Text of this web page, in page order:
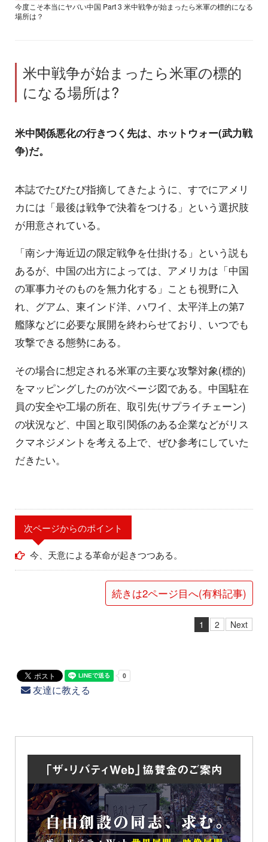
今度こそ本当にヤバい中国 Part 3 米中戦争が始まったら米軍の標的になる
場所は？
米中戦争が始まったら米軍の標的
になる場所は?
米中関係悪化の行きつく先は、ホットウォー(武力戦
争)だ。
本誌でたびたび指摘してきたように、すでにアメリ
カには「最後は戦争で決着をつける」という選択肢
が用意されている。
「南シナ海近辺の限定戦争を仕掛ける」という説も
あるが、中国の出方によっては、アメリカは「中国
の軍事力そのものを無力化する」ことも視野に入
れ、グアム、東インド洋、ハワイ、太平洋上の第7
艦隊などに必要な展開を終わらせており、いつでも
攻撃できる態勢にある。
その場合に想定される米軍の主要な攻撃対象(標的)
をマッピングしたのが次ページ図である。中国駐在
員の安全や工場の所在、取引先(サプライチェーン)
の状況など、中国と取引関係のある企業などがリス
クマネジメントを考える上で、ぜひ参考にしていた
だきたい。
次ページからのポイント
今、天意による革命が起きつつある。
続きは2ページ目へ(有料記事)
1 2 Next
友達に教える